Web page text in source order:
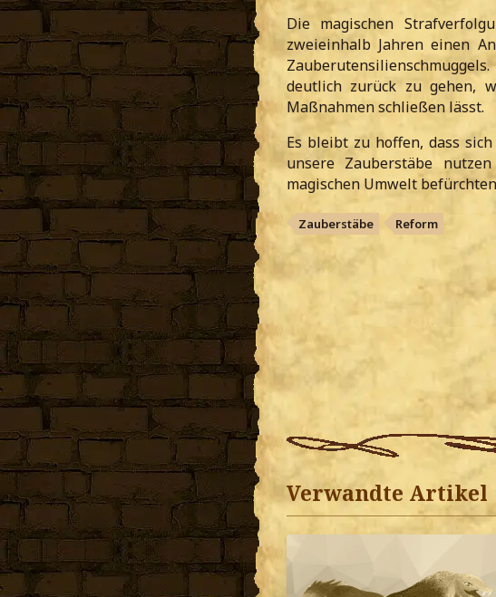
Die magischen
zweieinhalb Jahren einen
deutlich zurück zu gehen,
Maßnahmen schließen lässt.
Es bleibt zu hoffen, dass
unsere Zauberstäbe
magischen Umwelt
Zauberstäbe Reform
Verwandte Artikel